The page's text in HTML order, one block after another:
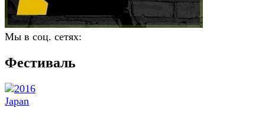
Мы в соц. сетях:
Фестиваль